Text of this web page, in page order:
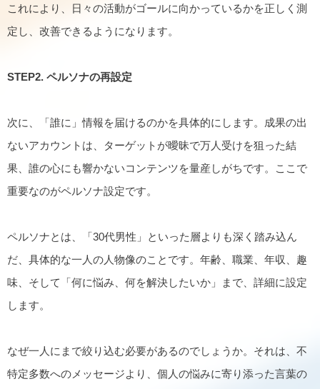
これにより、日々の活動がゴールに向かっているかを正しく測
定し、改善できるようになります。
STEP2. ペルソナの再設定
次に、「誰に」情報を届けるのかを具体的にします。成果の出
ないアカウントは、ターゲットが曖昧で万人受けを狙った結
果、誰の心にも響かないコンテンツを量産しがちです。ここで
重要なのがペルソナ設定です。
ペルソナとは、「30代男性」といった層よりも深く踏み込ん
だ、具体的な一人の人物像のことです。年齢、職業、年収、趣
味、そして「何に悩み、何を解決したいか」まで、詳細に設定
します。
なぜ一人にまで絞り込む必要があるのでしょうか。それは、不
特定多数へのメッセージより、個人の悩みに寄り添った言葉の